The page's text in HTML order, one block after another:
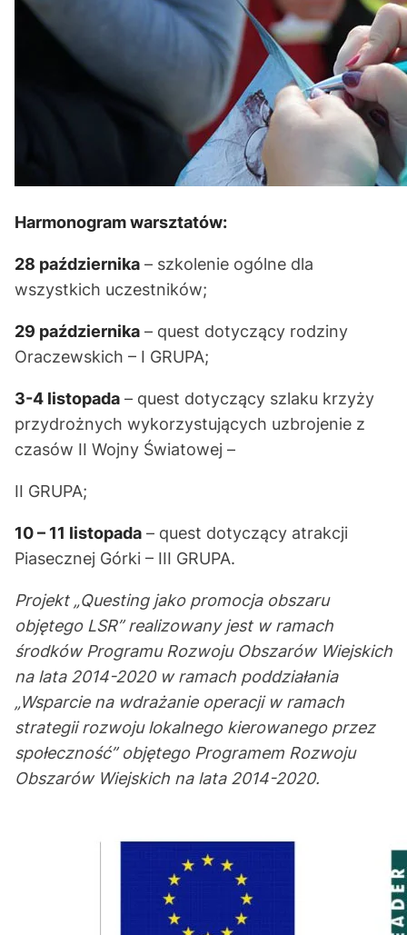
Harmonogram warsztatów:
28 października – szkolenie ogólne dla
wszystkich uczestników;
29 października – quest dotyczący rodziny
Oraczewskich – I GRUPA;
3-4 listopada – quest dotyczący szlaku krzyży
przydrożnych wykorzystujących uzbrojenie z
czasów II Wojny Światowej –
II GRUPA;
10 – 11 listopada – quest dotyczący atrakcji
Piasecznej Górki – III GRUPA.
Projekt „Questing jako promocja obszaru
objętego LSR” realizowany jest w ramach
środków Programu Rozwoju Obszarów Wiejskich
na lata 2014-2020 w ramach poddziałania
„Wsparcie na wdrażanie operacji w ramach
strategii rozwoju lokalnego kierowanego przez
społeczność” objętego Programem Rozwoju
Obszarów Wiejskich na lata 2014-2020.